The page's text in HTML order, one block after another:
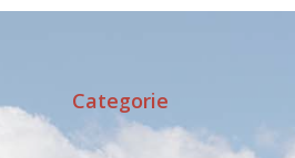
Categorie